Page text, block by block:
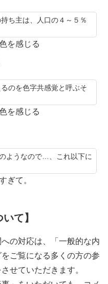
ち主は、人口の４～５％
を感じる
のを色字共感覚と呼ぶそ
を感じる
ようなので…、これ以下に
ぎて。
て】
の対応は、「一般的な内
ご覧になる多くの方の参
せていただきます。